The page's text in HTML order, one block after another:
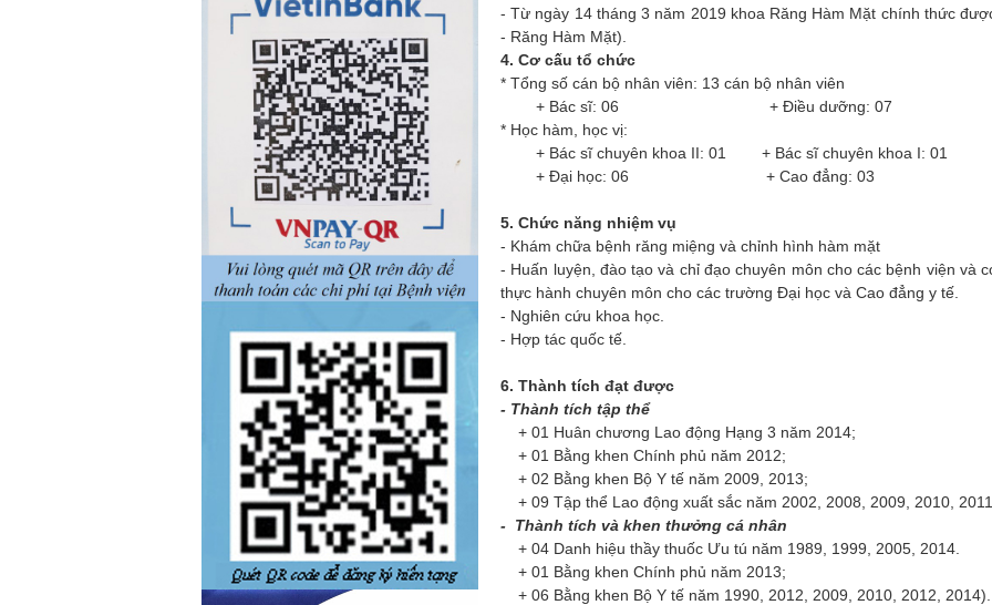
- Từ ngày 14 tháng 3 năm 2019 khoa Răng Hàm Mặt chính thức
- Răng Hàm Mặt).
4. Cơ cấu tổ chức
* Tổng số cán bộ nhân viên: 13 cán bộ nhân viên
+ Bác sĩ: 06 + Điều dưỡng: 07
* Học hàm, học vị:
+ Bác sĩ chuyên khoa II: 01 + Bác sĩ chuyên khoa I: 01 +
+ Đại học: 06 + Cao đẳng: 03
5. Chức năng nhiệm vụ
- Khám chữa bệnh răng miệng và chỉnh hình hàm mặt
- Huấn luyện, đào tạo và chỉ đạo chuyên môn cho các bệnh viện và
thực hành chuyên môn cho các trường Đại học và Cao đẳng y tế.
- Nghiên cứu khoa học.
- Hợp tác quốc tế.
6. Thành tích đạt được
- Thành tích tập thể
+ 01 Huân chương Lao động Hạng 3 năm 2014;
+ 01 Bằng khen Chính phủ năm 2012;
+ 02 Bằng khen Bộ Y tế năm 2009, 2013;
+ 09 Tập thể Lao động xuất sắc năm 2002, 2008, 2009, 2010,
- Thành tích và khen thưởng cá nhân
+ 04 Danh hiệu thầy thuốc Ưu tú năm 1989, 1999, 2005, 2014.
+ 01 Bằng khen Chính phủ năm 2013;
+ 06 Bằng khen Bộ Y tế năm 1990, 2012, 2009, 2010, 2012, 2014).